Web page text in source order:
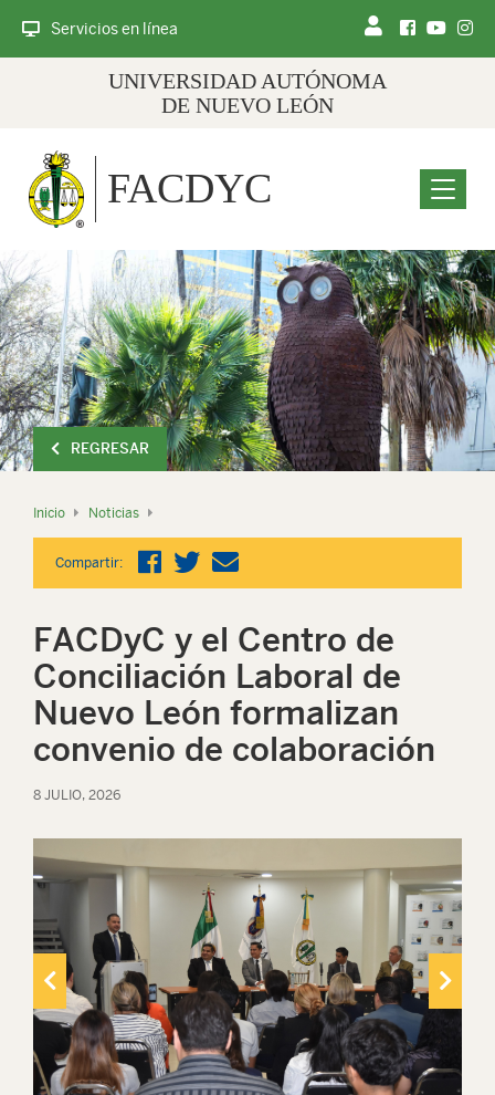
Servicios en línea
UNIVERSIDAD AUTÓNOMA
DE NUEVO LEÓN
Menu
FACDYC
REGRESAR
Inicio Noticias
Compartir:
FACDyC y el Centro de
Conciliación Laboral de
Nuevo León formalizan
convenio de colaboración
8 JULIO, 2026